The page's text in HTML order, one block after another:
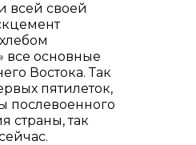
всей своей
все основные
Востока. Так
пятилеток,
послевоенного
страны, так